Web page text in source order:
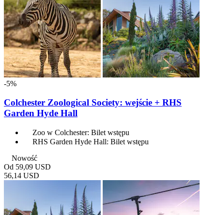
-5%
Colchester Zoological Society: wejście + RHS
Garden Hyde Hall
Zoo w Colchester: Bilet wstępu
RHS Garden Hyde Hall: Bilet wstępu
Nowość
Od 59,09 USD
56,14 USD